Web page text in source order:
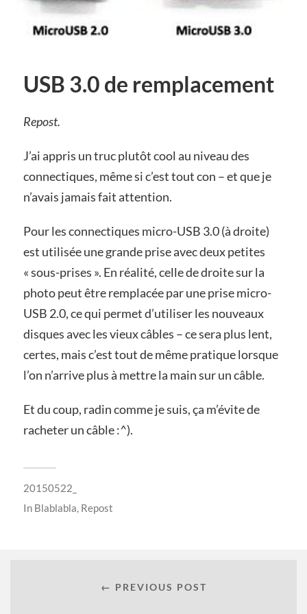
USB 3.0 de remplacement
Repost.
J’ai appris un truc plutôt cool au niveau des
connectiques, même si c’est tout con – et que je
n’avais jamais fait attention.
Pour les connectiques micro-USB 3.0 (à droite)
est utilisée une grande prise avec deux petites
« sous-prises ». En réalité, celle de droite sur la
photo peut être remplacée par une prise micro-
USB 2.0, ce qui permet d’utiliser les nouveaux
disques avec les vieux câbles – ce sera plus lent,
certes, mais c’est tout de même pratique lorsque
l’on n’arrive plus à mettre la main sur un câble.
Et du coup, radin comme je suis, ça m’évite de
racheter un câble :^).
20150522_
In Blablabla, Repost
← PREVIOUS POST